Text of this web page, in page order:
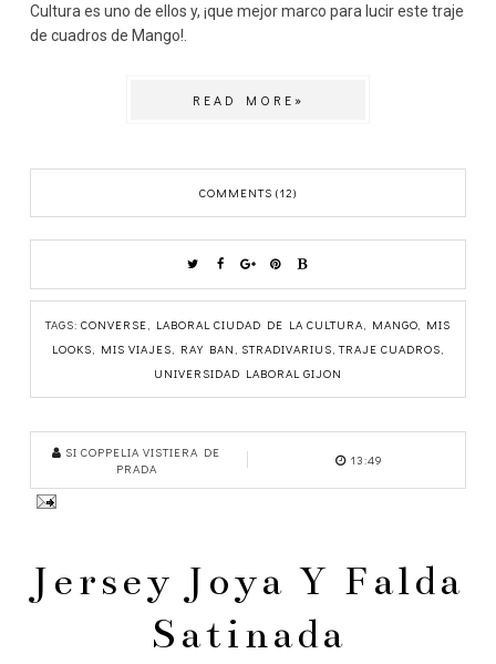
Cultura es uno de ellos y, ¡que mejor marco para lucir este traje
de cuadros de Mango!.
READ MORE»
COMMENTS (12)
TAGS: CONVERSE LABORAL CIUDAD DE LA CULTURA MANGO MIS
LOOKS
MIS VIAJES RAY BAN STRADIVARIUS ,TRAJE CUADROS
UNIVERSIDAD LABORAL GIJON
SI COPPELIA VISTIERA DE
PRADA
13:49
Jersey Joya Y Falda
Satinada